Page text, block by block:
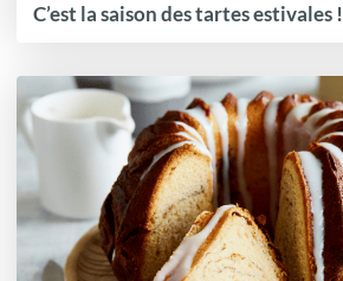
C’est la saison des tartes estivales !